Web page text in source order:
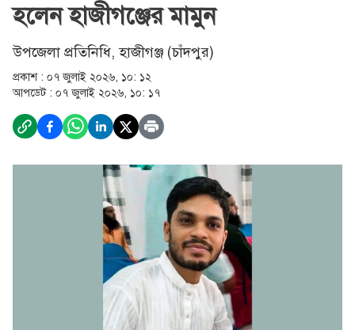
হলেন হাজীগঞ্জের মামুন
উপজেলা প্রতিনিধি, হাজীগঞ্জ (চাঁদপুর)
প্রকাশ : ০৭ জুলাই ২০২৬, ১০: ১২
আপডেট : ০৭ জুলাই ২০২৬, ১০: ১৭